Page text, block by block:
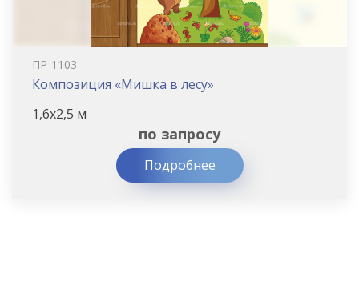
ПР-1103
Композиция «Мишка в лесу»
1,6х2,5 м
по запросу
Подробнее